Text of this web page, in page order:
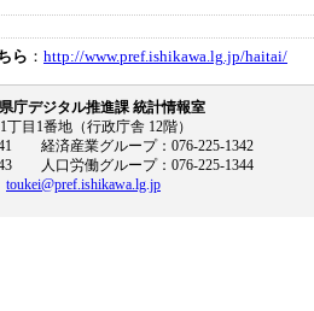
ら ： http://www.pref.ishikawa.lg.jp/haitai/
庁デジタル推進課 統計情報室
目1番地（行政庁舎 12階）
経済産業グループ：076-225-1342
人口労働グループ：076-225-1344
toukei@pref.ishikawa.lg.jp